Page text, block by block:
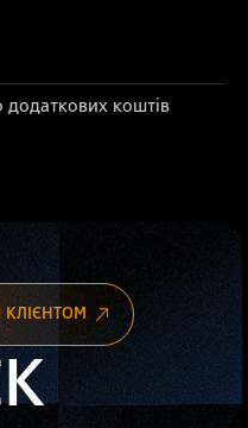
коштів
КЛІЄНТОМ